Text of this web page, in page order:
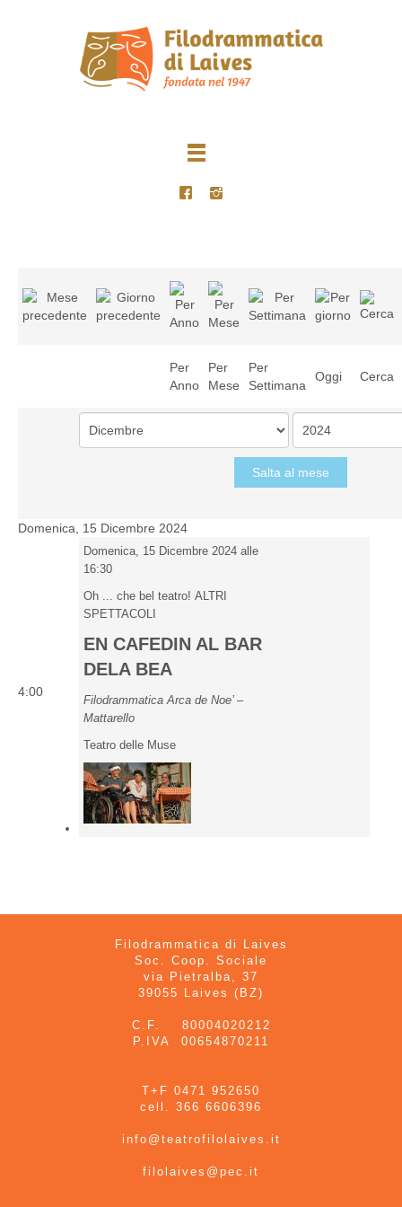
Per
Anno
Per
Mese
Per
Settimana
Oggi Cerca
Salta al mese
Domenica, 15 Dicembre 2024
4:00
Domenica, 15 Dicembre 2024 alle
16:30
Oh ... che bel teatro! ALTRI
SPETTACOLI
EN CAFEDIN AL BAR
DELA BEA
Filodrammatica Arca de Noe’ –
Mattarello
Teatro delle Muse
Filodrammatica di Laives
Soc. Coop. Sociale
via Pietralba, 37
39055 Laives (BZ)
C.F. 80004020212
P.IVA 00654870211
T+F 0471 952650
cell. 366 6606396
info@teatrofilolaives.it
filolaives@pec.it